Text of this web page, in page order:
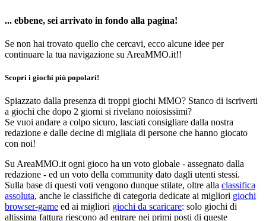
... ebbene, sei arrivato in fondo alla pagina!
Se non hai trovato quello che cercavi, ecco alcune idee per
continuare la tua navigazione su AreaMMO.it!!
Scopri i giochi più popolari!
Spiazzato dalla presenza di troppi giochi MMO? Stanco di iscriverti
a giochi che dopo 2 giorni si rivelano noiosissimi?
Se vuoi andare a colpo sicuro, lasciati consigliare dalla nostra
redazione e dalle decine di migliaia di persone che hanno giocato
con noi!
Su AreaMMO.it ogni gioco ha un voto globale - assegnato dalla
redazione - ed un voto della community dato dagli utenti stessi.
Sulla base di questi voti vengono dunque stilate, oltre alla classifica
assoluta, anche le classifiche di categoria dedicate ai migliori giochi
browser-game ed ai migliori giochi da scaricare: solo giochi di
altissima fattura riescono ad entrare nei primi posti di queste